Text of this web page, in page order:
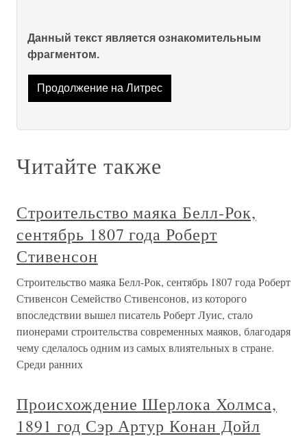
Данный текст является ознакомительным
фрагментом.
Продолжение на Литрес
Читайте также
Строительство маяка Белл-Рок,
сентябрь 1807 года Роберт
Стивенсон
Строительство маяка Белл-Рок, сентябрь 1807 года Роберт
Стивенсон Семейство Стивенсонов, из которого
впоследствии вышел писатель Роберт Луис, стало
пионерами строительства современных маяков, благодаря
чему сделалось одним из самых влиятельных в стране.
Среди ранних
Происхождение Шерлока Холмса,
1891 год Сэр Артур Конан Дойл